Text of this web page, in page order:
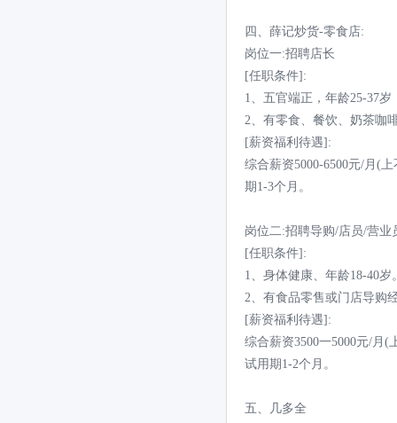
四、薛记炒货-零食店:
岗位一:招聘店长
[任职条件]:
1、五官端正，年龄25-37岁
2、有零食、餐饮、奶茶咖
[薪资福利待遇]:
综合薪资5000-6500元/月(
期1-3个月。
岗位二:招聘导购/店员/营业
[任职条件]:
1、身体健康、年龄18-40岁
2、有食品零售或门店导购
[薪资福利待遇]:
综合薪资3500一5000元/月
试用期1-2个月。
五、几多全